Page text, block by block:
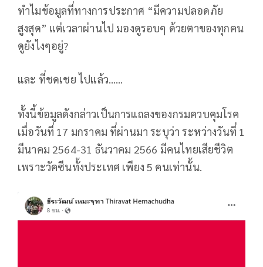
ทำไมข้อมูลที่ทางการประกาศ “มีความปลอดภัย
สูงสุด” แต่เวลาผ่านไป มองดูรอบๆ ด้วยตาของทุกคน
ดูยังไงๆอยู่?
และ ที่ชดเชย ไปแล้ว……
ทั้งนี้ข้อมูลดังกล่าวเป็นการแถลงของกรมควบคุมโรค
เมื่อวันที่ 17 มกราคม ที่ผ่านมา ระบุว่า ระหว่างวันที่ 1
มีนาคม 2564-31 ธันวาคม 2566 มีคนไทยเสียชีวิต
เพราะวัคซีนทั้งประเทศ เพียง 5 คนเท่านั้น.